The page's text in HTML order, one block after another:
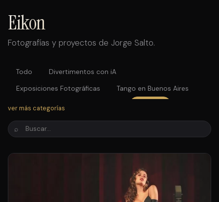
Eikon
Fotografías y proyectos de Jorge Salto.
Todo
Divertimentos con iA
Exposiciones Fotográficas
Tango en Buenos Aires
Tango en el Congreso
Paleta de pintores
Julio Bocca Fotos antiguas
ver más categorías